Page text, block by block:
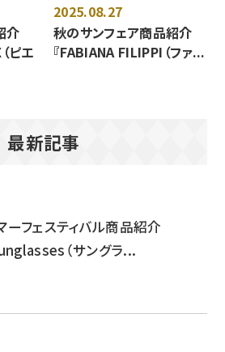
介
ピエ
2025.08.27
秋のサンフェア商品紹介
『FABIANA FILIPPI（ファ...
最新記事
ーフェスティバル商品紹介
（サングラ...